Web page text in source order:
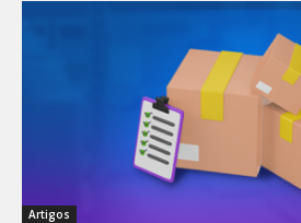
Artigos